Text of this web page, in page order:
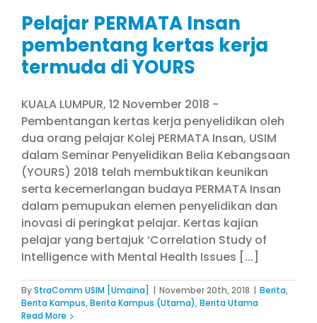
Pelajar PERMATA Insan
pembentang kertas kerja
termuda di YOURS
KUALA LUMPUR, 12 November 2018 -
Pembentangan kertas kerja penyelidikan oleh
dua orang pelajar Kolej PERMATA Insan, USIM
dalam Seminar Penyelidikan Belia Kebangsaan
(YOURS) 2018 telah membuktikan keunikan
serta kecemerlangan budaya PERMATA Insan
dalam pemupukan elemen penyelidikan dan
inovasi di peringkat pelajar. Kertas kajian
pelajar yang bertajuk ‘Correlation Study of
Intelligence with Mental Health Issues [...]
ByStraComm USIM [Umaina] | November 20th, 2018 | Berita,
Berita Kampus,Berita Kampus (Utama),Berita Utama
Read More